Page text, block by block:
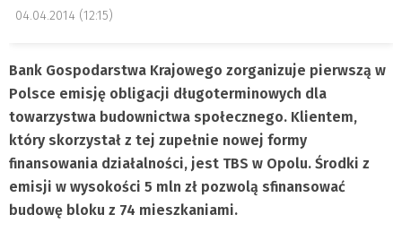
04.04.2014 (12:15)
Bank Gospodarstwa Krajowego zorganizuje pierwszą w
Polsce emisję obligacji długoterminowych dla
towarzystwa budownictwa społecznego. Klientem,
który skorzystał z tej zupełnie nowej formy
finansowania działalności, jest TBS w Opolu. Środki z
emisji w wysokości 5 mln zł pozwolą sfinansować
budowę bloku z 74 mieszkaniami.